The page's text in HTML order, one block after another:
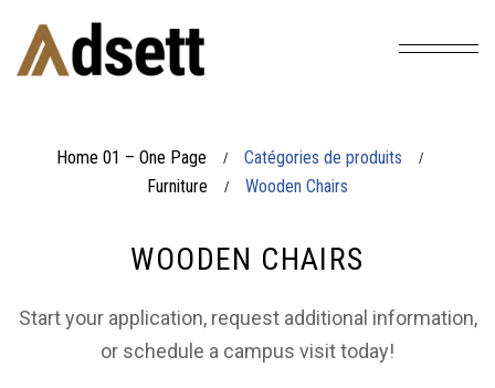
Home 01 – One Page / Catégories de produits /
Furniture / Wooden Chairs
WOODEN CHAIRS
Start your application, request additional information,
or schedule a campus visit today!